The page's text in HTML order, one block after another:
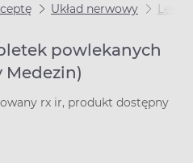
Układ nerwowy Leki
powlekanych
Medezin)
rx ir, produkt dostępny